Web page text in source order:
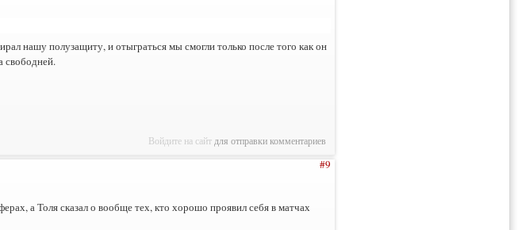
нашу полузащиту, и отыграться мы смогли только после того как он
свободней.
Войдите на сайт для отправки комментариев
#9
а Толя сказал о вообще тех, кто хорошо проявил себя в матчах